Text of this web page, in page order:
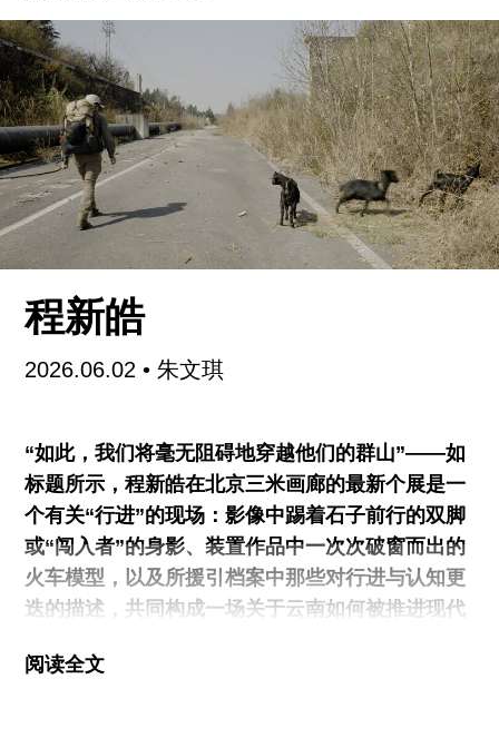
资本主义都无法消化的剩余——艺术家纯粹、真挚
而无用的爱。
22日，腿伤恢复得比想象中快，我在绵绵细雨中跛
行，穿行于画廊间。张然在“危情眼”（CLC画廊）
中呈现了仿佛同时来自远古与近未来的某种另类科
学产物。这些介于秩序与随机、连贯与断裂之间的
神秘图像结构，实则源于艺术家对眼底飞蚊症的观
测，以及对视红蛋白这一不可视结构的材料转译。
画廊周的人声鼎沸对于观看经傲“一条直线”（魔金
石空间）来说是灾难性的。索性人潮散去后，你还
能重返展厅，在黑暗中上缴全部感官，让目光跟随
话说回来，画廊周对哪些需要花时间细看的作品来
说，不是灾难性的呢？吴尚聪的“月光宝盒”（站台
中国）在展览现场并不能被全部摊开，幸而这些物
件的拼贴与盛放它们的盒子内外的图像拼贴互相言
说，在极其微观的层面完了一个又一个独立的策展
工作。
程新皓
2026.06.02•朱文琪
“如此，我们将毫无阻碍地穿越他们的群山”——如
标题所示，程新皓在北京三米画廊的最新个展是一
个有关“行进”的现场：影像中踢着石子前行的双脚
或“闯入者”的身影、装置作品中一次次破窗而出的
火车模型，以及所援引档案中那些对行进与认知更
迭的描述，共同构成一场关于云南如何被推进现代
术家以行进为手段所做的测量在地质和历史的纵向
阅读全文